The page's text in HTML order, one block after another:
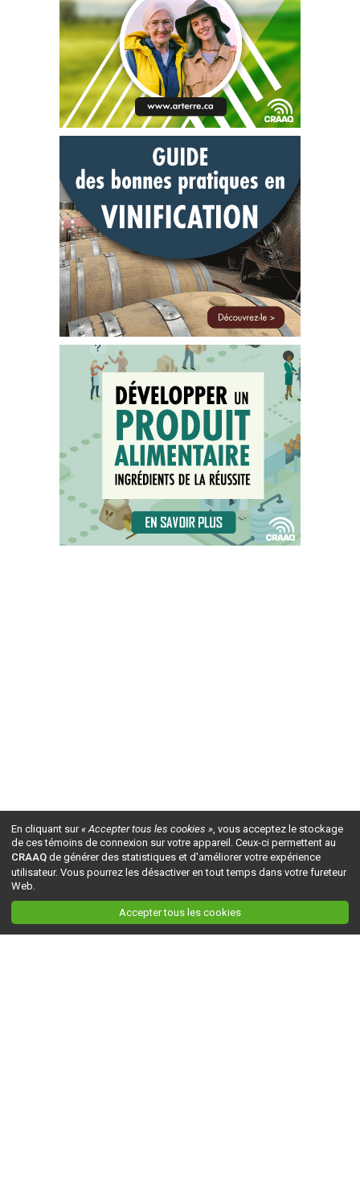
En cliquant sur« Accepter tous les cookies », vous acceptez le stockage
de ces témoins de connexion sur votre appareil. Ceux-ci permettent au
CRAAQ de générer des statistiques et d'améliorer votre expérience
utilisateur. Vous pourrez les désactiver en tout temps dans votre fureteur
Web.
Accepter tous les cookies